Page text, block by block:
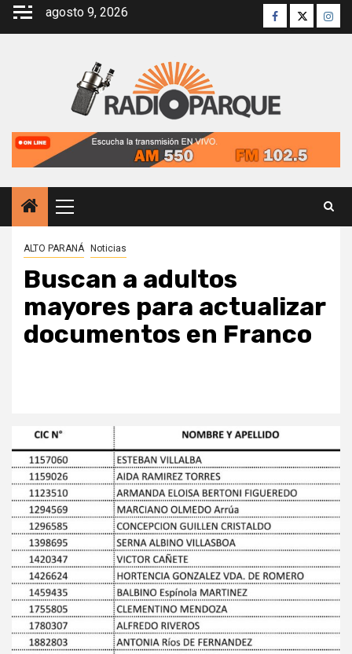
Saltar
agosto 9, 2026 Facebook
Twitter
Menú
principal
ALTO PARANÁ Noticias
Buscan a adultos
mayores para actualizar
documentos en Franco